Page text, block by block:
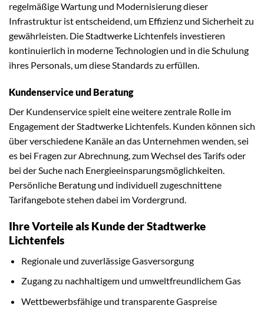
regelmäßige Wartung und Modernisierung dieser
Infrastruktur ist entscheidend, um Effizienz und Sicherheit zu
gewährleisten. Die Stadtwerke Lichtenfels investieren
kontinuierlich in moderne Technologien und in die Schulung
ihres Personals, um diese Standards zu erfüllen.
Kundenservice und Beratung
Der Kundenservice spielt eine weitere zentrale Rolle im
Engagement der Stadtwerke Lichtenfels. Kunden können sich
über verschiedene Kanäle an das Unternehmen wenden, sei
es bei Fragen zur Abrechnung, zum Wechsel des Tarifs oder
bei der Suche nach Energieeinsparungsmöglichkeiten.
Persönliche Beratung und individuell zugeschnittene
Tarifangebote stehen dabei im Vordergrund.
Ihre Vorteile als Kunde der Stadtwerke
Lichtenfels
Regionale und zuverlässige Gasversorgung
Zugang zu nachhaltigem und umweltfreundlichem Gas
Wettbewerbsfähige und transparente Gaspreise